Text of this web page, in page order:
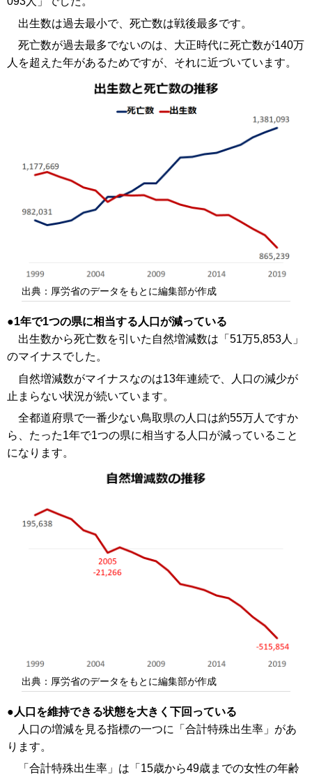
出生数は過去最小で、死亡数は戦後最多です。
死亡数が過去最多でないのは、大正時代に死亡数が140万
人を超えた年があるためですが、それに近づいています。
出典：厚労省のデータをもとに編集部が作成
1年で1つの県に相当する人口が減っている
出生数から死亡数を引いた自然増減数は「51万5,853人」
のマイナスでした。
自然増減数がマイナスなのは13年連続で、人口の減少が
止まらない状況が続いています。
全都道府県で一番少ない鳥取県の人口は約55万人ですか
ら、たった1年で1つの県に相当する人口が減っていること
になります。
出典：厚労省のデータをもとに編集部が作成
人口を維持できる状態を大きく下回っている
人口の増減を見る指標の一つに「合計特殊出生率」があ
ります。
「合計特殊出生率」は「15歳から49歳までの女性の年齢